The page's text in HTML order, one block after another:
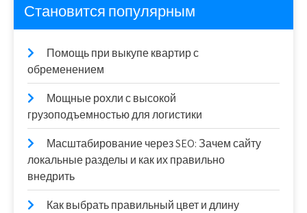
Становится популярным
Помощь при выкупе квартир с
обременением
Мощные рохли с высокой
грузоподъемностью для логистики
Масштабирование через SEO: Зачем сайту
локальные разделы и как их правильно
внедрить
Как выбрать правильный цвет и длину